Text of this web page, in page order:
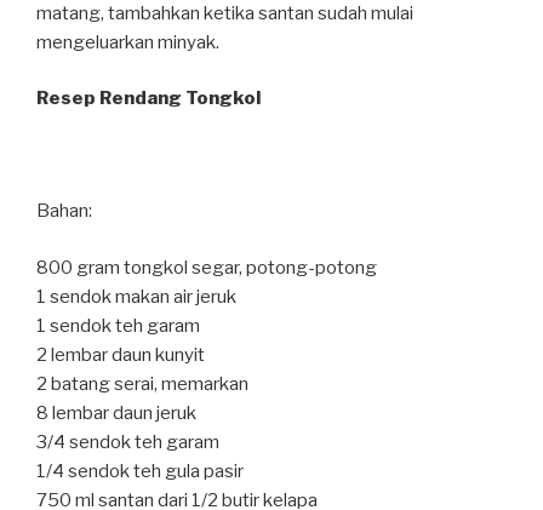
matang, tambahkan ketika santan sudah mulai
mengeluarkan minyak.
Resep Rendang Tongkol
Bahan:
800 gram tongkol segar, potong-potong
1 sendok makan air jeruk
1 sendok teh garam
2 lembar daun kunyit
2 batang serai, memarkan
8 lembar daun jeruk
3/4 sendok teh garam
1/4 sendok teh gula pasir
750 ml santan dari 1/2 butir kelapa